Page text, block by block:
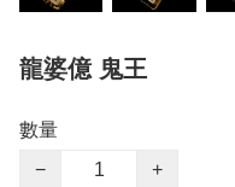
龍婆億 鬼王
數量
−
+